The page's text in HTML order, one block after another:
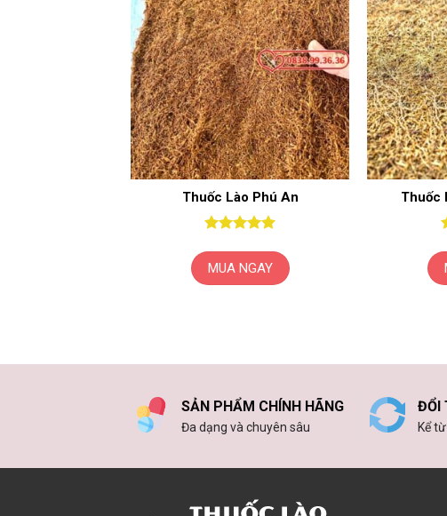
Thuốc Lào Phú An
sao
MUA NGAY
Thuốc
SẢN PHẨM CHÍNH HÃNG
Đa dạng và chuyên sâu
ĐỔI
Kể